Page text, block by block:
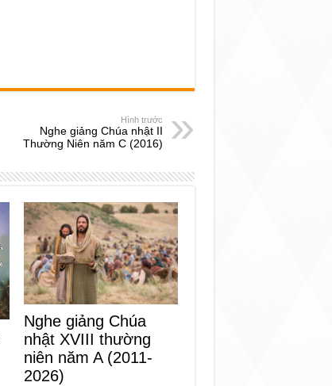
Hình trước
Nghe giảng Chúa nhật II
Thường Niên năm C (2016)
Nghe giảng Chúa
nhật XVIII thường
niên năm A (2011-
2026)